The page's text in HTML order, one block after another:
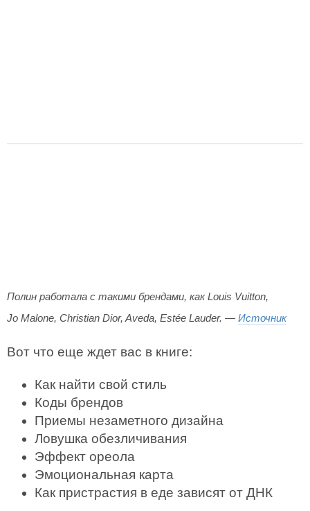
Полин работала с такими брендами, как Louis Vuitton,
Jo Malone, Christian Dior, Aveda, Estée Lauder. — Источник
Вот что еще ждет вас в книге:
Как найти свой стиль
Коды брендов
Приемы незаметного дизайна
Ловушка обезличивания
Эффект ореола
Эмоциональная карта
Как пристрастия в еде зависят от ДНК